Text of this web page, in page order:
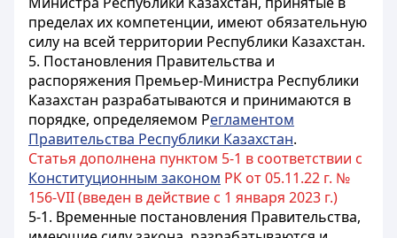
пределах их компетенции, имеют обязательную
силу на всей территории Республики Казахстан.
5. Постановления Правительства и
распоряжения Премьер-Министра Республики
Казахстан разрабатываются и принимаются в
порядке, определяемом Регламентом
Правительства Республики Казахстан.
Статья дополнена пунктом 5-1 в соответствии с
Конституционным законом РК от 05.11.22 г. №
156-VII (введен в действие с 1 января 2023 г.)
5-1. Временные постановления Правительства,